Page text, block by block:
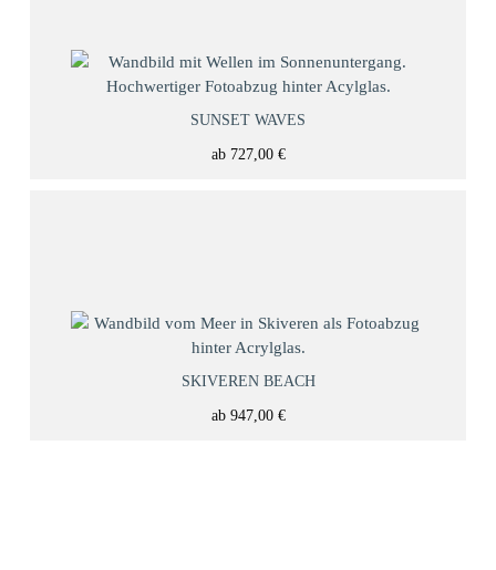
SUNSET WAVES
ab 727,00 €
SKIVEREN BEACH
ab 947,00 €